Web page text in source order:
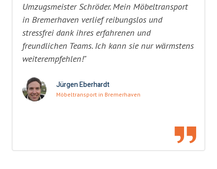
Umzugsmeister Schröder. Mein Möbeltransport
in Bremerhaven verlief reibungslos und
stressfrei dank ihres erfahrenen und
freundlichen Teams. Ich kann sie nur wärmstens
weiterempfehlen!"
Jürgen Eberhardt
Möbeltransport in Bremerhaven